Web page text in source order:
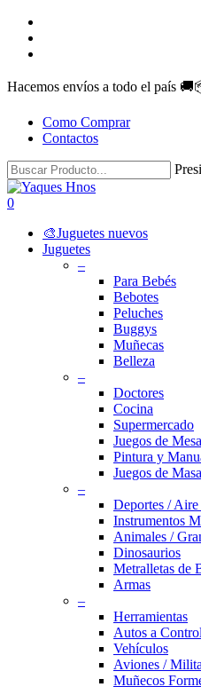
Skip
main
Hacemos envíos a todo el país
Como Comprar
Contactos
Close
Search
search
account
0
🎨Juguetes nuevos
Juguetes
–
Para Bebés
Bebotes
Peluches
Buggys
Muñecas
Belleza
–
Doctores
Cocina
Supermercado
Juegos de Mesa
Pintura y
Juegos de
–
Deportes /
Instrumentos
Animales /
Dinosaurios
Metralletas de
Armas
–
Herramientas
Autos a
Vehículos
Aviones /
Muñecos